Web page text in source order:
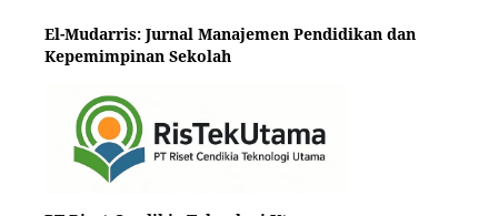
El-Mudarris: Jurnal Manajemen Pendidikan dan
Kepemimpinan Sekolah